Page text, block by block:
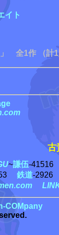
イト
全1作 （計1
古
~謙伍-41516
鉄道-2926
COMpany